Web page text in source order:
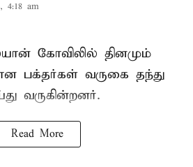
4:18 am
கோவிலில் தினமும்
பக்தர்கள் வருகை தந்து
வருகின்றனர்.
Read More